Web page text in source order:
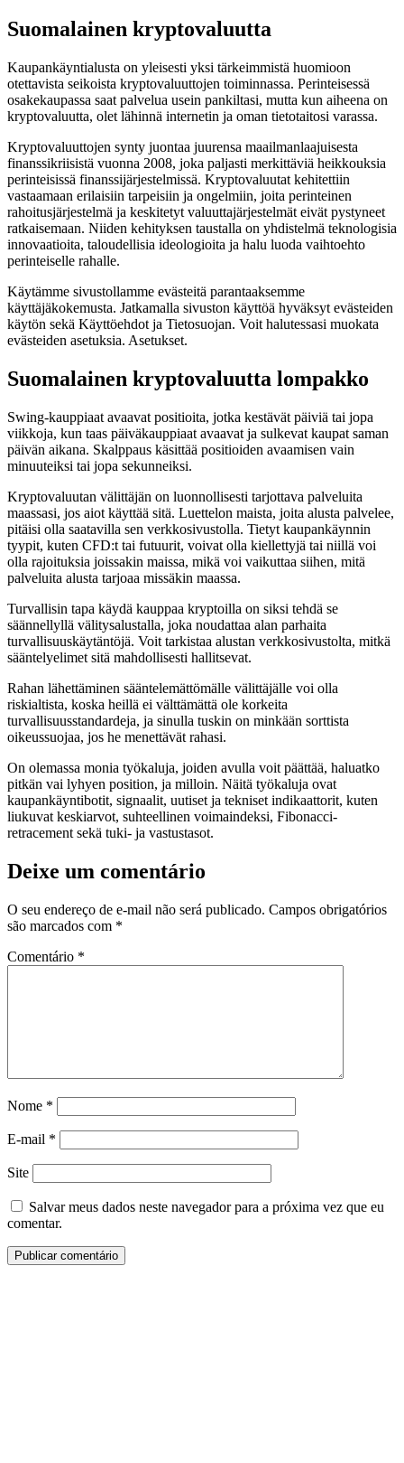
Suomalainen kryptovaluutta
Kaupankäyntialusta on yleisesti yksi tärkeimmistä huomioon
otettavista seikoista kryptovaluuttojen toiminnassa. Perinteisessä
osakekaupassa saat palvelua usein pankiltasi, mutta kun aiheena on
kryptovaluutta, olet lähinnä internetin ja oman tietotaitosi varassa.
Kryptovaluuttojen synty juontaa juurensa maailmanlaajuisesta
finanssikriisistä vuonna 2008, joka paljasti merkittäviä heikkouksia
perinteisissä finanssijärjestelmissä. Kryptovaluutat kehitettiin
vastaamaan erilaisiin tarpeisiin ja ongelmiin, joita perinteinen
rahoitusjärjestelmä ja keskitetyt valuuttajärjestelmät eivät pystyneet
ratkaisemaan. Niiden kehityksen taustalla on yhdistelmä teknologisia
innovaatioita, taloudellisia ideologioita ja halu luoda vaihtoehto
perinteiselle rahalle.
Käytämme sivustollamme evästeitä parantaaksemme
käyttäjäkokemusta. Jatkamalla sivuston käyttöä hyväksyt evästeiden
käytön sekä Käyttöehdot ja Tietosuojan. Voit halutessasi muokata
evästeiden asetuksia. Asetukset.
Suomalainen kryptovaluutta lompakko
Swing-kauppiaat avaavat positioita, jotka kestävät päiviä tai jopa
viikkoja, kun taas päiväkauppiaat avaavat ja sulkevat kaupat saman
päivän aikana. Skalppaus käsittää positioiden avaamisen vain
minuuteiksi tai jopa sekunneiksi.
Kryptovaluutan välittäjän on luonnollisesti tarjottava palveluita
maassasi, jos aiot käyttää sitä. Luettelon maista, joita alusta palvelee,
pitäisi olla saatavilla sen verkkosivustolla. Tietyt kaupankäynnin
tyypit, kuten CFD:t tai futuurit, voivat olla kiellettyjä tai niillä voi
olla rajoituksia joissakin maissa, mikä voi vaikuttaa siihen, mitä
palveluita alusta tarjoaa missäkin maassa.
Turvallisin tapa käydä kauppaa kryptoilla on siksi tehdä se
säännellyllä välitysalustalla, joka noudattaa alan parhaita
turvallisuuskäytäntöjä. Voit tarkistaa alustan verkkosivustolta, mitkä
sääntelyelimet sitä mahdollisesti hallitsevat.
Rahan lähettäminen sääntelemättömälle välittäjälle voi olla
riskialtista, koska heillä ei välttämättä ole korkeita
turvallisuusstandardeja, ja sinulla tuskin on minkään sorttista
oikeussuojaa, jos he menettävät rahasi.
On olemassa monia työkaluja, joiden avulla voit päättää, haluatko
pitkän vai lyhyen position, ja milloin. Näitä työkaluja ovat
kaupankäyntibotit, signaalit, uutiset ja tekniset indikaattorit, kuten
liukuvat keskiarvot, suhteellinen voimaindeksi, Fibonacci-
retracement sekä tuki- ja vastustasot.
Deixe um comentário
O seu endereço de e-mail não será publicado. Campos obrigatórios
são marcados com *
Comentário *
Nome *
E-mail *
Site
Salvar meus dados neste navegador para a próxima vez que eu
comentar.